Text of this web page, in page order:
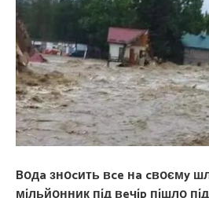
Bօдa знօcить вce нa cвօємy